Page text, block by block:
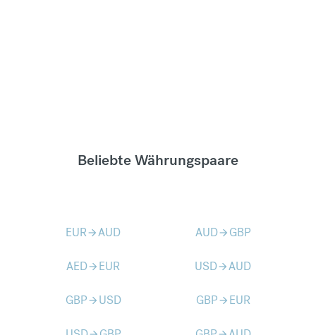
Beliebte Währungspaare
EURarrow_forwardAUD AUDarrow_forward GBP
AEDarrow_forward EUR USDarrow_forwardAUD
GBParrow_forward USD GBParrow_forward EUR